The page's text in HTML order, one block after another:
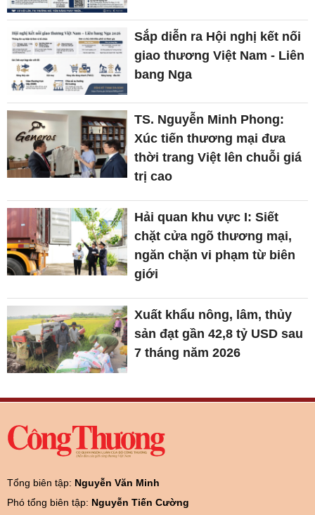
Sắp diễn ra Hội nghị kết nối
giao thương Việt Nam - Liên
bang Nga
TS. Nguyễn Minh Phong:
Xúc tiến thương mại đưa
thời trang Việt lên chuỗi giá
trị cao
Hải quan khu vực I: Siết
chặt cửa ngõ thương mại,
ngăn chặn vi phạm từ biên
giới
Xuất khẩu nông, lâm, thủy
sản đạt gần 42,8 tỷ USD sau
7 tháng năm 2026
Tổng biên tập: Nguyễn Văn Minh
Phó tổng biên tập: Nguyễn Tiến Cường